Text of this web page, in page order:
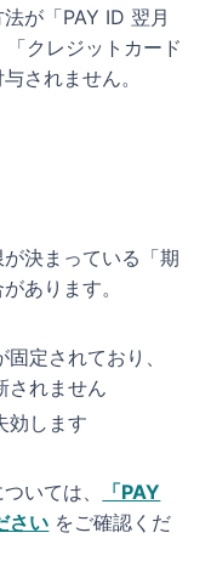
が「PAY ID 翌月
クレジットカード
されません。
決まっている「期
あります。
定されており、
されません
効します
いては、
「PAY
さい をご確認くだ